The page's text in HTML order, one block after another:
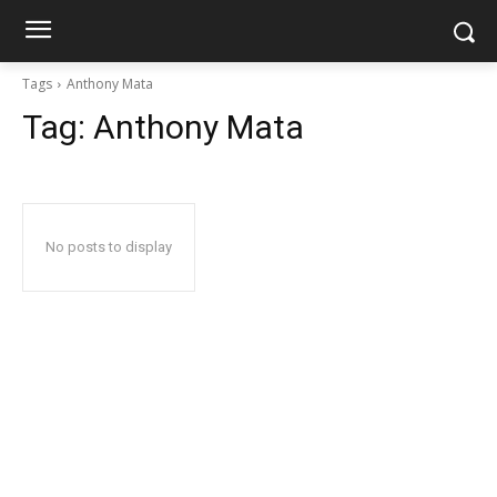
Tags Anthony Mata
Tag: Anthony Mata
No posts to display